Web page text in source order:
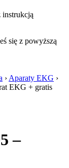
instrukcją
się z powyższą
› Aparaty EKG ›
EKG + gratis
–